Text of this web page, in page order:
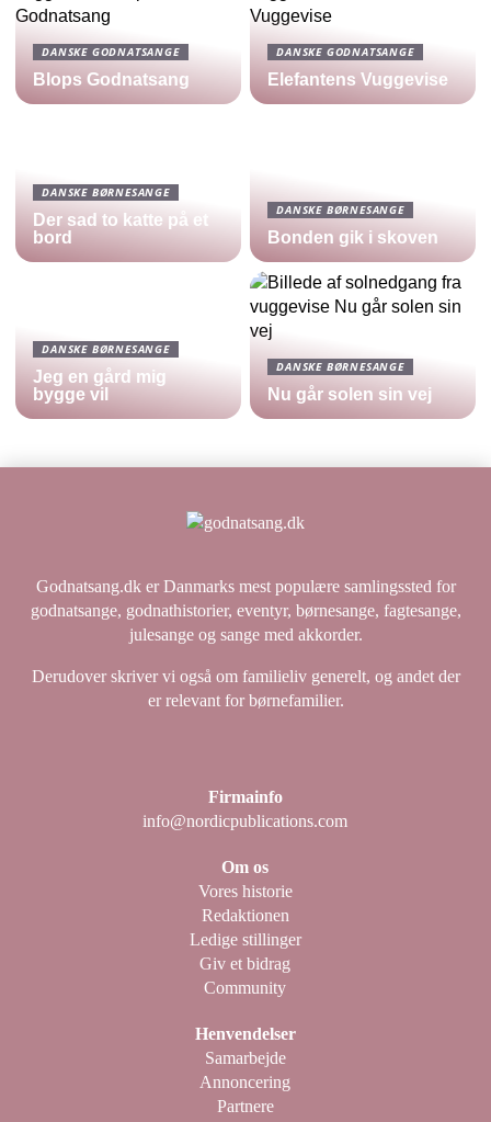
DANSKE GODNATSANGE
Blops Godnatsang
DANSKE GODNATSANGE
Elefantens Vuggevise
DANSKE BØRNESANGE
Der sad to katte på et
bord
DANSKE BØRNESANGE
Bonden gik i skoven
DANSKE BØRNESANGE
Jeg en gård mig
bygge vil
DANSKE BØRNESANGE
Nu går solen sin vej
Godnatsang.dk er Danmarks mest populære samlingssted for
godnatsange, godnathistorier, eventyr, børnesange, fagtesange,
julesange og sange med akkorder.
Derudover skriver vi også om familieliv generelt, og andet der
er relevant for børnefamilier.
Firmainfo
info@nordicpublications.com
Om os
Vores historie
Redaktionen
Ledige stillinger
Giv et bidrag
Community
Henvendelser
Samarbejde
Annoncering
Partnere